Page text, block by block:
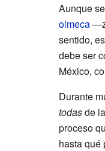
Aunque
olmeca
sentido,
debe ser
México,
Durante
todasde
proceso
hasta qué